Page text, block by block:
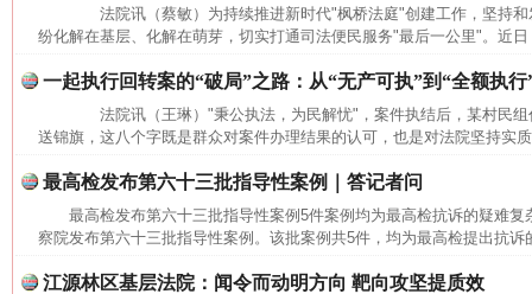
法院讯（蔡敏）为持续推进新时代"枫桥法庭"创建工作，坚持和
纷化解在基层、化解在萌芽，切实打通司法便民服务"最后一公里"。近
一起执行回转案的“破局”之路：从“无产可执”到“全额执行
法院讯（王琳）"秉公执法，为民解忧"，案件执结后，某村民组
送锦旗，这八个字既是群众对案件办理结果的认可，也是对法院坚持实
最高检发布第六十三批指导性案例｜答记者问
最高检发布第六十三批指导性案例5件案例均为最高检抗诉的疑
察院发布第六十三批指导性案例。该批案例共5件，均为最高检提出抗诉
江源林区基层法院：闻令而动明方向 靶向攻坚提质效